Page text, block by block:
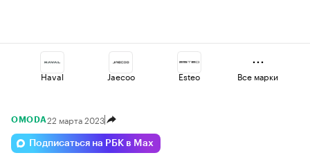
Haval Jaecoo Esteo
Changan Lada
Все марки
OMODA22 марта 2023
Подписаться на РБК в Max